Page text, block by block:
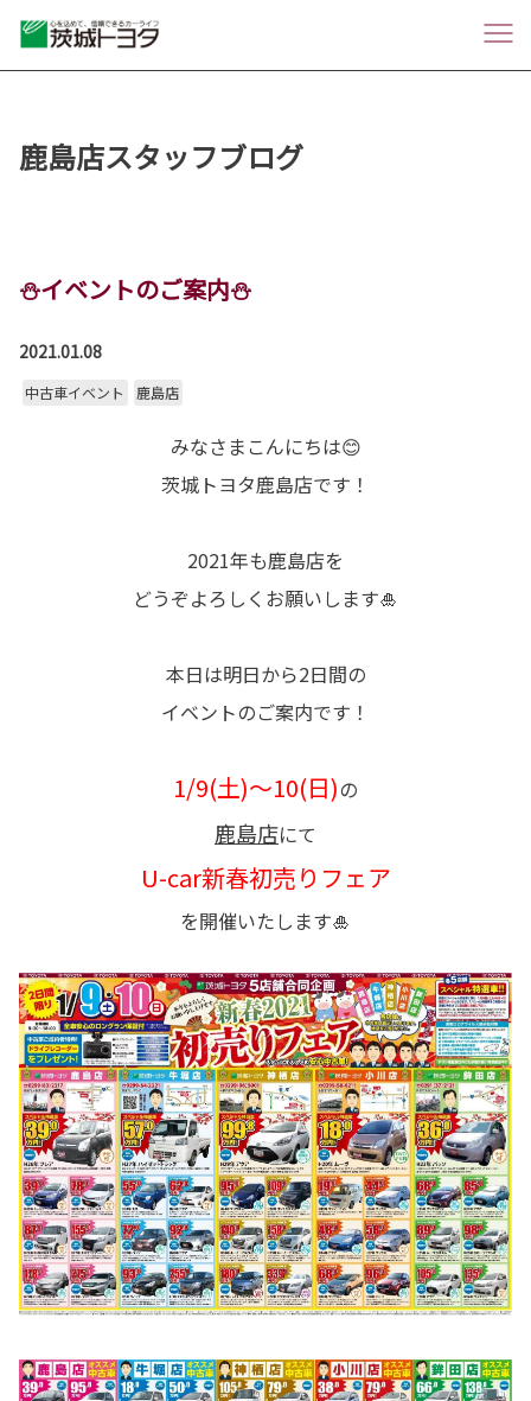
鹿島店スタッフブログ
⛄イベントのご案内⛄
2021.01.08
中古車イベント 鹿島店
みなさまこんにちは😊
茨城トヨタ鹿島店です！
2021年も鹿島店を
どうぞよろしくお願いします🎍
本日は明日から2日間の
イベントのご案内です！
1/9(土)～10(日)の
鹿島店にて
U-car新春初売りフェア
を開催いたします🎍